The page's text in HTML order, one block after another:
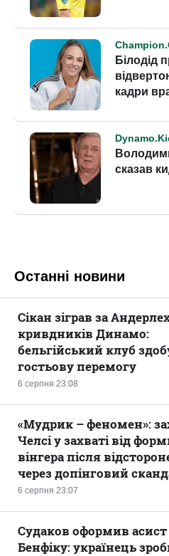
Останні новини
6 серпня 23:08
Сікан зіграв за
кривдників Динамо:
бельгійський клуб
гостьову перемогу
6 серпня 23:07
«Мудрик – феномен»:
Челсі у захваті від
вінгера після
через допінговий
Судаков оформив асист
Бенфіку: українець